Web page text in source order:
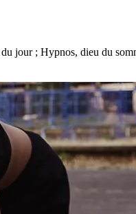
jour ; Hypnos, dieu du